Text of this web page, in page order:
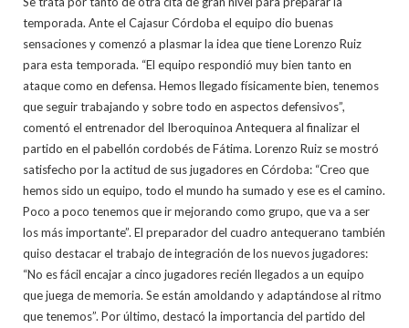
temporada. Ante el Cajasur Córdoba el equipo dio buenas
sensaciones y comenzó a plasmar la idea que tiene Lorenzo Ruiz
para esta temporada. “El equipo respondió muy bien tanto en
ataque como en defensa. Hemos llegado físicamente bien, tenemos
que seguir trabajando y sobre todo en aspectos defensivos”,
comentó el entrenador del Iberoquinoa Antequera al finalizar el
partido en el pabellón cordobés de Fátima. Lorenzo Ruiz se mostró
satisfecho por la actitud de sus jugadores en Córdoba: “Creo que
hemos sido un equipo, todo el mundo ha sumado y ese es el camino.
Poco a poco tenemos que ir mejorando como grupo, que va a ser
los más importante”. El preparador del cuadro antequerano también
quiso destacar el trabajo de integración de los nuevos jugadores:
“No es fácil encajar a cinco jugadores recién llegados a un equipo
que juega de memoria. Se están amoldando y adaptándose al ritmo
que tenemos”. Por último, destacó la importancia del partido del